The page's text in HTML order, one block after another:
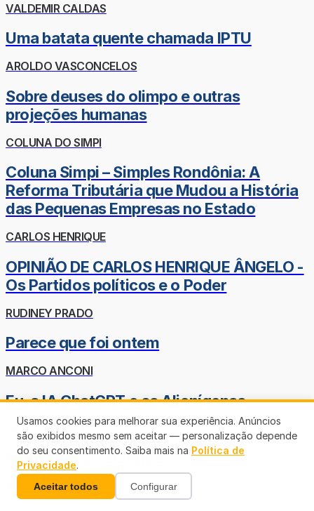
VALDEMIR CALDAS
Uma batata quente chamada IPTU
AROLDO VASCONCELOS
Sobre deuses do olimpo e outras
projeções humanas
COLUNA DO SIMPI
Coluna Simpi – Simples Rondônia: A
Reforma Tributária que Mudou a História
das Pequenas Empresas no Estado
CARLOS HENRIQUE
OPINIÃO DE CARLOS HENRIQUE ÂNGELO -
Os Partidos políticos e o Poder
RUDINEY PRADO
Parece que foi ontem
MARCO ANCONI
Eu, a IA ChatGPT e os Alienígenas
GEOVANI BERNO
Morreram JÔ SOARES
ASSIS CANUTO
Usamos cookies para melhorar sua experiência. Anúncios
são exibidos mesmo sem aceitar — personalização depende
do seu consentimento. Saiba mais na Política de
Privacidade.
Aceitar todos Configurar